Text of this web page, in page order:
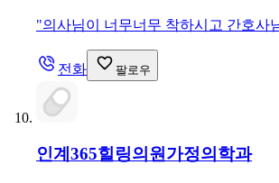
"의사님이 너무너무 착하시고 간호사
전화 팔로우
인계365힐링의원가정의학과